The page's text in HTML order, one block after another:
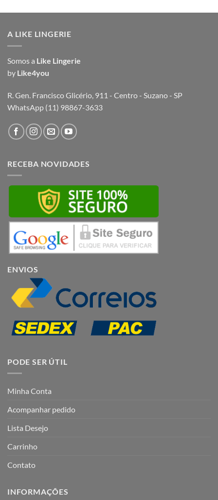
A LIKE LINGERIE
Somos a Like Lingerie
by Like4you
R. Gen. Francisco Glicério, 911 - Centro - Suzano - SP
WhatsApp (11) 98867-3633
RECEBA NOVIDADES
ENVIOS
PODE SER ÚTIL
Minha Conta
Acompanhar pedido
Lista Desejo
Carrinho
Contato
INFORMAÇÕES